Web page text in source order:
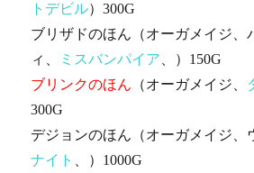
トデビル）300G
ブリザドのほん（オーガメイジ、
ィ、
ミスバンパイア 、）150G
ブリンクのほん （オーガメイジ、
300G
デジョンのほん（オーガメイジ、
ナイト
、）1000G